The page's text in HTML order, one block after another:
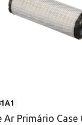
Ar Primário Case